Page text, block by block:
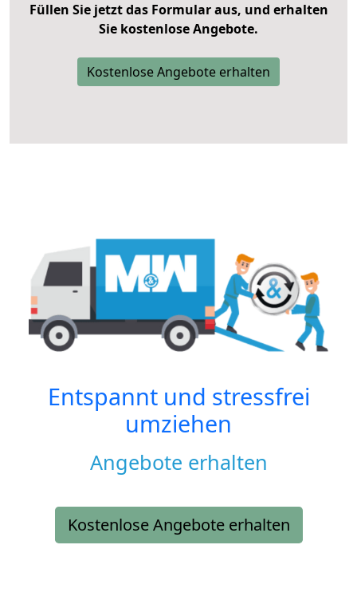
Füllen Sie jetzt das Formular aus, und erhalten
Sie kostenlose Angebote.
Kostenlose Angebote erhalten
Entspannt und stressfrei
umziehen
Angebote erhalten
Kostenlose Angebote erhalten